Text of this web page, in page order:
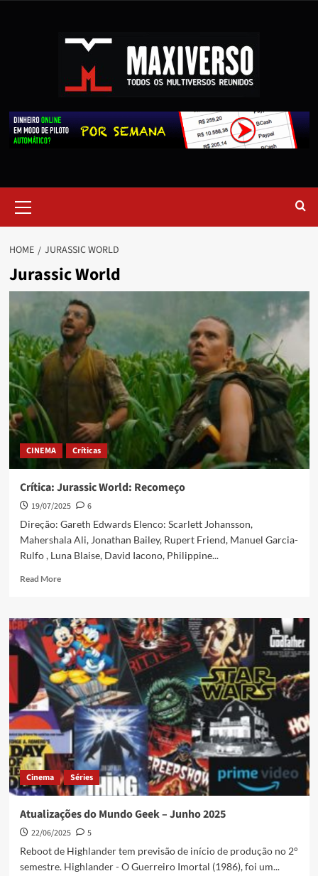
HOME JURASSIC WORLD
Jurassic World
CINEMA Críticas
Crítica: Jurassic World: Recomeço
19/07/2025
6
Direção: Gareth Edwards Elenco: Scarlett Johansson,
Mahershala Ali, Jonathan Bailey, Rupert Friend, Manuel Garcia-
Rulfo , Luna Blaise, David Iacono, Philippine...
Read More
Cinema Séries
Atualizações do Mundo Geek – Junho 2025
22/06/2025
5
Reboot de Highlander tem previsão de início de produção no 2°
semestre. Highlander - O Guerreiro Imortal (1986), foi um...